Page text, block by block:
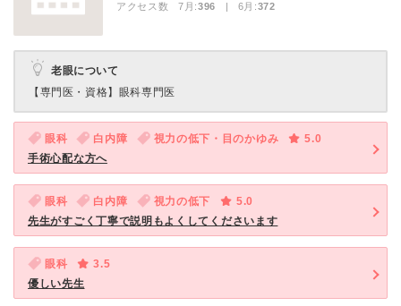
アクセス数 7月:396 | 6月:372
老眼について
【専門医・資格】 眼科専門医
眼科 白内障 視力の低下・目のかゆみ
5.0
手術心配な方へ
眼科 白内障 視力の低下
5.0
先生がすごく丁寧で説明もよくしてくださいます
眼科
3.5
優しい先生